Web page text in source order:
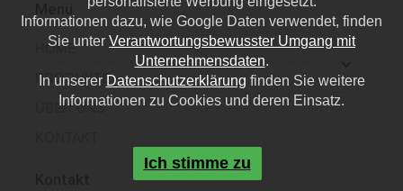
HOME
PRODUKTE
ÜBER UNS
Informationen dazu, wie Google Daten verwendet, finden
Sie unter Verantwortungsbewusster Umgang mit
Unternehmensdaten.
In unserer Datenschutzerklärung finden Sie weitere
Informationen zu Cookies und deren Einsatz.
Ich stimme zu